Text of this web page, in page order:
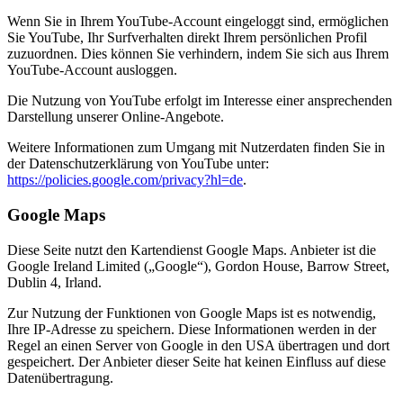
Wenn Sie in Ihrem YouTube-Account eingeloggt sind, ermöglichen
Sie YouTube, Ihr Surfverhalten direkt Ihrem persönlichen Profil
zuzuordnen. Dies können Sie verhindern, indem Sie sich aus Ihrem
YouTube-Account ausloggen.
Die Nutzung von YouTube erfolgt im Interesse einer ansprechenden
Darstellung unserer Online-Angebote.
Weitere Informationen zum Umgang mit Nutzerdaten finden Sie in
der Datenschutzerklärung von YouTube unter:
https://policies.google.com/privacy?hl=de.
Google Maps
Diese Seite nutzt den Kartendienst Google Maps. Anbieter ist die
Google Ireland Limited („Google“), Gordon House, Barrow Street,
Dublin 4, Irland.
Zur Nutzung der Funktionen von Google Maps ist es notwendig,
Ihre IP-Adresse zu speichern. Diese Informationen werden in der
Regel an einen Server von Google in den USA übertragen und dort
gespeichert. Der Anbieter dieser Seite hat keinen Einfluss auf diese
Datenübertragung.